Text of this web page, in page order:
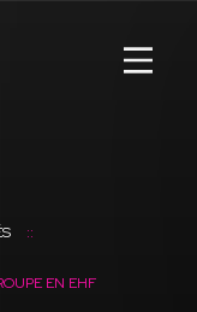
EN EHF